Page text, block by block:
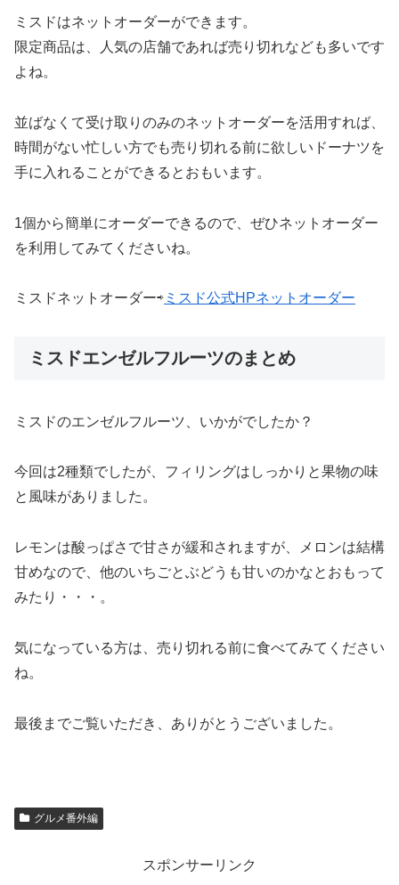
ミスドはネットオーダーができます。
限定商品は、人気の店舗であれば売り切れなども多いです
よね。
並ばなくて受け取りのみのネットオーダーを活用すれば、
時間がない忙しい方でも売り切れる前に欲しいドーナツを
手に入れることができるとおもいます。
1個から簡単にオーダーできるので、ぜひネットオーダー
を利用してみてくださいね。
ミスドネットオーダー⇨ ミスド公式HPネットオーダー
ミスドエンゼルフルーツのまとめ
ミスドのエンゼルフルーツ、いかがでしたか？
今回は2種類でしたが、フィリングはしっかりと果物の味
と風味がありました。
レモンは酸っぱさで甘さが緩和されますが、メロンは結構
甘めなので、他のいちごとぶどうも甘いのかなとおもって
みたり・・・。
気になっている方は、売り切れる前に食べてみてください
ね。
最後までご覧いただき、ありがとうございました。
グルメ番外編
スポンサーリンク